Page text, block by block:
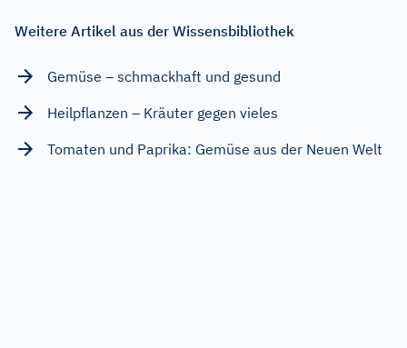
Weitere Artikel aus der Wissensbibliothek
Gemüse – schmackhaft und gesund
Heilpflanzen – Kräuter gegen vieles
Tomaten und Paprika: Gemüse aus der Neuen Welt